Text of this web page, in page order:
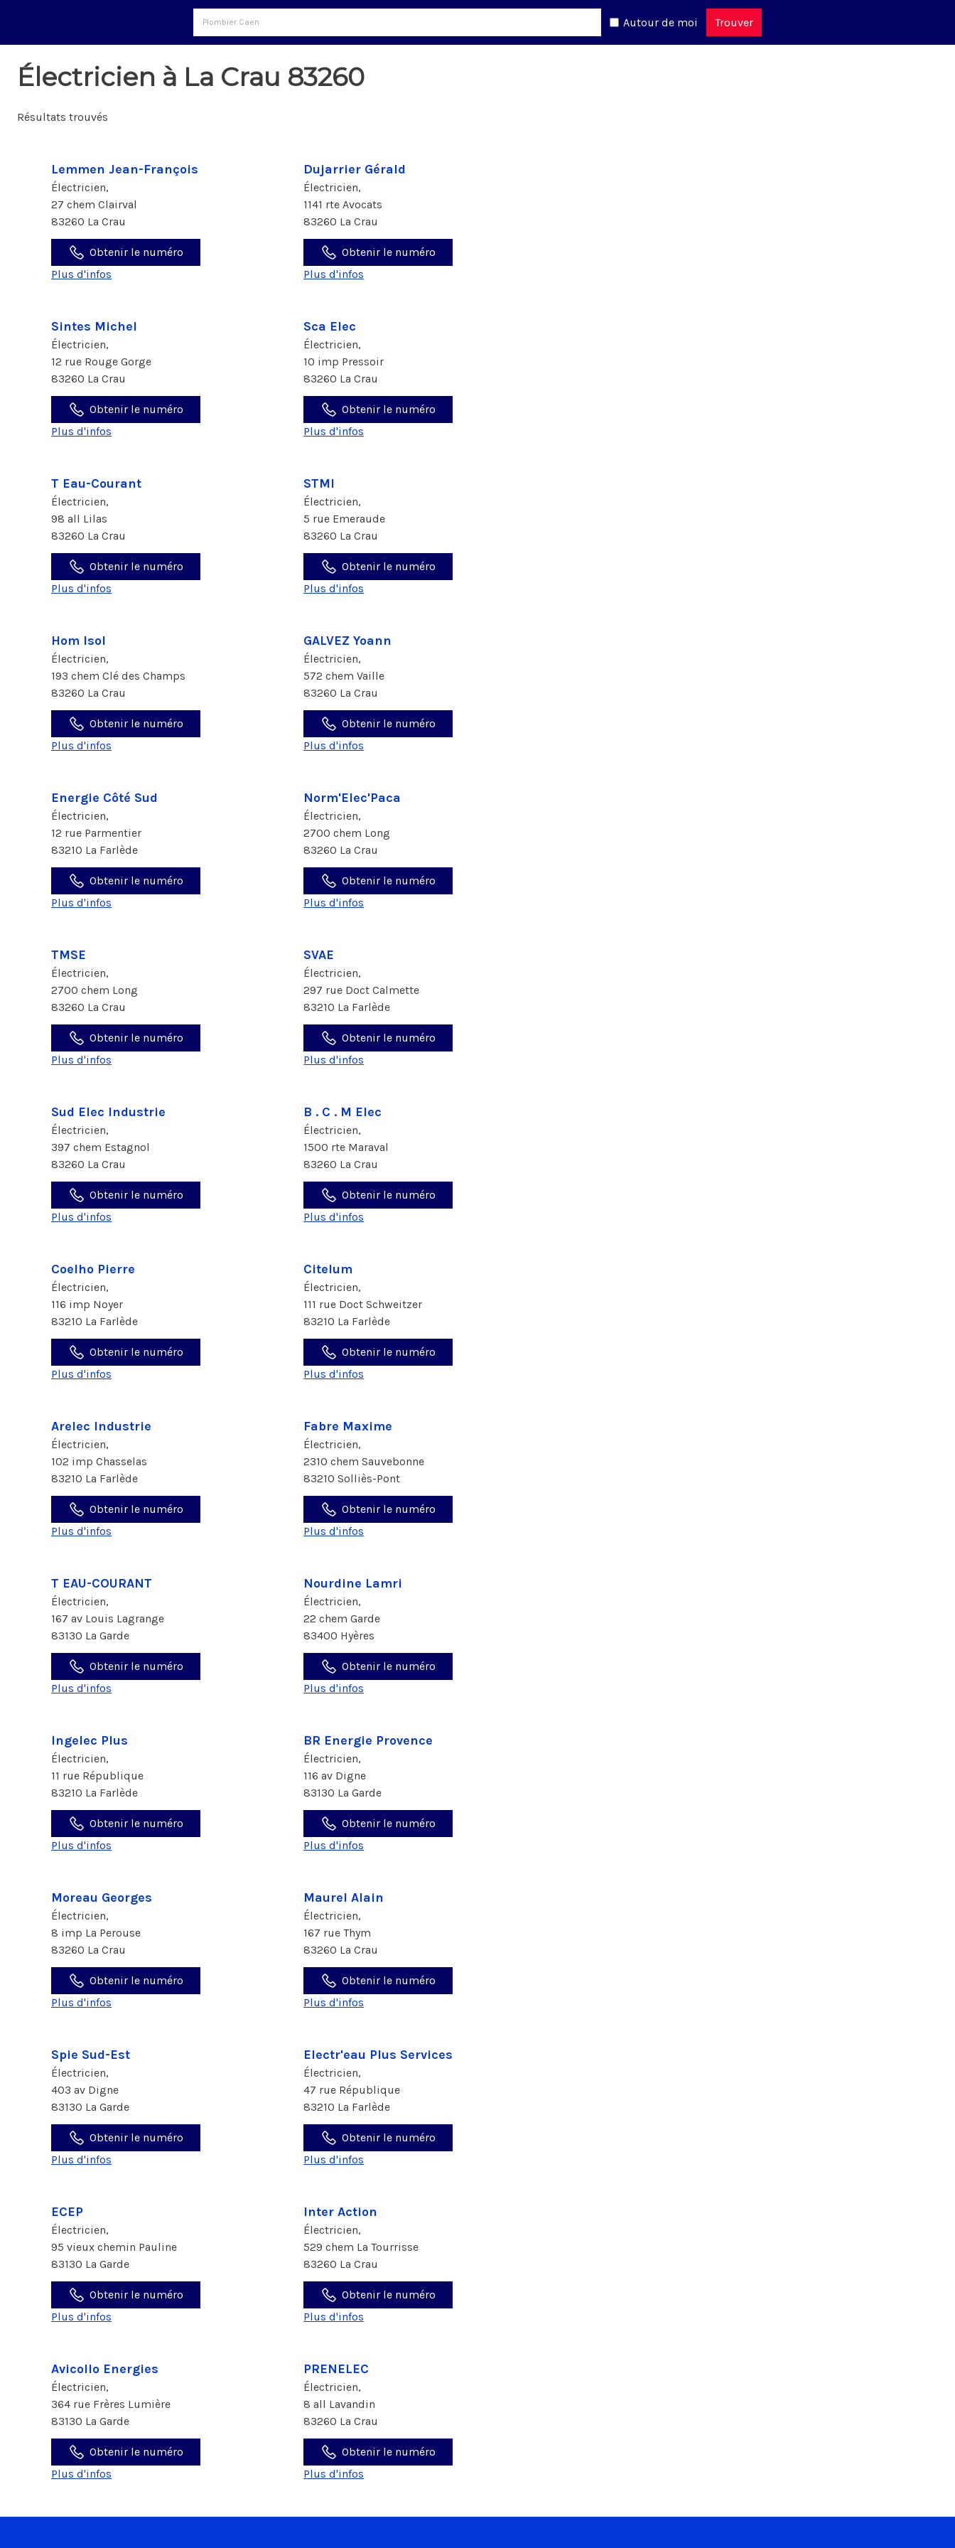
Autour de moi Trouver
Électricien à La Crau 83260
Résultats trouvés
Lemmen Jean-François
Électricien,
27 chem Clairval
83260 La Crau
Obtenir le numéro
Plus d'infos
Dujarrier Gérald
Électricien,
1141 rte Avocats
83260 La Crau
Obtenir le numéro
Plus d'infos
Sintes Michel
Électricien,
12 rue Rouge Gorge
83260 La Crau
Obtenir le numéro
Plus d'infos
Sca Elec
Électricien,
10 imp Pressoir
83260 La Crau
Obtenir le numéro
Plus d'infos
T Eau-Courant
Électricien,
98 all Lilas
83260 La Crau
Obtenir le numéro
Plus d'infos
STMI
Électricien,
5 rue Emeraude
83260 La Crau
Obtenir le numéro
Plus d'infos
Hom Isol
Électricien,
193 chem Clé des Champs
83260 La Crau
Obtenir le numéro
Plus d'infos
GALVEZ Yoann
Électricien,
572 chem Vaille
83260 La Crau
Obtenir le numéro
Plus d'infos
Energie Côté Sud
Électricien,
12 rue Parmentier
83210 La Farlède
Obtenir le numéro
Plus d'infos
Norm'Elec'Paca
Électricien,
2700 chem Long
83260 La Crau
Obtenir le numéro
Plus d'infos
TMSE
Électricien,
2700 chem Long
83260 La Crau
Obtenir le numéro
Plus d'infos
SVAE
Électricien,
297 rue Doct Calmette
83210 La Farlède
Obtenir le numéro
Plus d'infos
Sud Elec Industrie
Électricien,
397 chem Estagnol
83260 La Crau
Obtenir le numéro
Plus d'infos
B . C . M Elec
Électricien,
1500 rte Maraval
83260 La Crau
Obtenir le numéro
Plus d'infos
Coelho Pierre
Électricien,
116 imp Noyer
83210 La Farlède
Obtenir le numéro
Plus d'infos
Citelum
Électricien,
111 rue Doct Schweitzer
83210 La Farlède
Obtenir le numéro
Plus d'infos
Arelec Industrie
Électricien,
102 imp Chasselas
83210 La Farlède
Obtenir le numéro
Plus d'infos
Fabre Maxime
Électricien,
2310 chem Sauvebonne
83210 Solliès-Pont
Obtenir le numéro
Plus d'infos
T EAU-COURANT
Électricien,
167 av Louis Lagrange
83130 La Garde
Obtenir le numéro
Plus d'infos
Nourdine Lamri
Électricien,
22 chem Garde
83400 Hyères
Obtenir le numéro
Plus d'infos
Ingelec Plus
Électricien,
11 rue République
83210 La Farlède
Obtenir le numéro
Plus d'infos
BR Energie Provence
Électricien,
116 av Digne
83130 La Garde
Obtenir le numéro
Plus d'infos
Moreau Georges
Électricien,
8 imp La Perouse
83260 La Crau
Obtenir le numéro
Plus d'infos
Maurel Alain
Électricien,
167 rue Thym
83260 La Crau
Obtenir le numéro
Plus d'infos
Spie Sud-Est
Électricien,
403 av Digne
83130 La Garde
Obtenir le numéro
Plus d'infos
Electr'eau Plus Services
Électricien,
47 rue République
83210 La Farlède
Obtenir le numéro
Plus d'infos
ECEP
Électricien,
95 vieux chemin Pauline
83130 La Garde
Obtenir le numéro
Plus d'infos
Inter Action
Électricien,
529 chem La Tourrisse
83260 La Crau
Obtenir le numéro
Plus d'infos
Avicollo Energies
Électricien,
364 rue Frères Lumière
83130 La Garde
Obtenir le numéro
Plus d'infos
PRENELEC
Électricien,
8 all Lavandin
83260 La Crau
Obtenir le numéro
Plus d'infos